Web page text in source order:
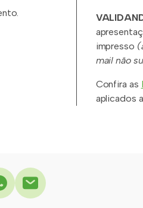
impresso
mail não
Confira as
aplicados